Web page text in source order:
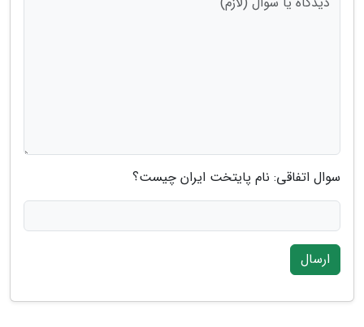
سوال اتفاقی: نام پایتخت ایران چیست؟
ارسال